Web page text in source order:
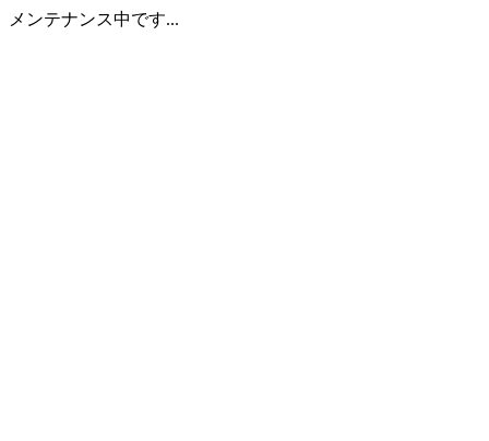
メンテナンス中です...